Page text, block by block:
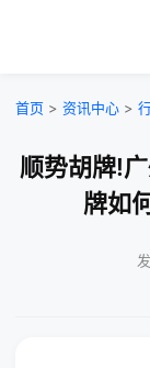
首页 > 资讯中心 >
顺势胡牌!
牌如